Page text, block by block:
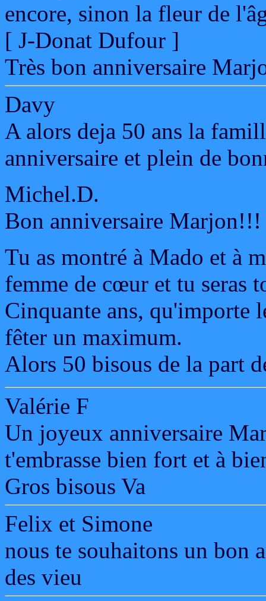
encore, sinon la fleur de
[ J-Donat Dufour ]
Très bon anniversaire
Davy
A alors deja 50 ans la
anniversaire et plein de
Michel.D.
Bon anniversaire Marjon!!!
Tu as montré à Mado et à
femme de cœur et tu seras
Cinquante ans, qu'importe
fêter un maximum.
Alors 50 bisous de la part
Valérie F
Un joyeux anniversaire
t'embrasse bien fort et à
Gros bisous Va
Felix et Simone
nous te souhaitons un bon
des vieu